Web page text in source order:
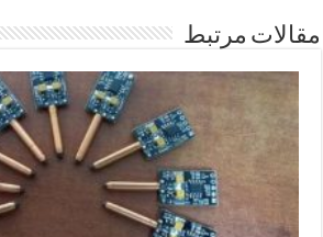
مقالات مرتبط